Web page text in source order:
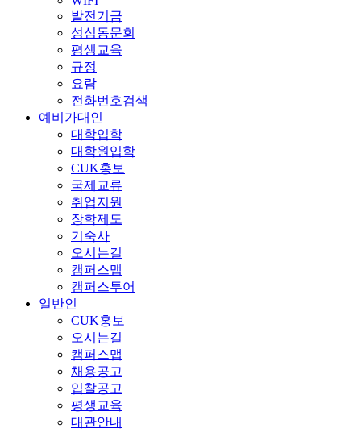
발전기금
성심동문회
평생교육
규정
요람
전화번호검색
예비가대인
대학입학
대학원입학
CUK홍보
국제교류
취업지원
장학제도
기숙사
오시는길
캠퍼스맵
캠퍼스투어
일반인
CUK홍보
오시는길
캠퍼스맵
채용공고
입찰공고
평생교육
대관안내